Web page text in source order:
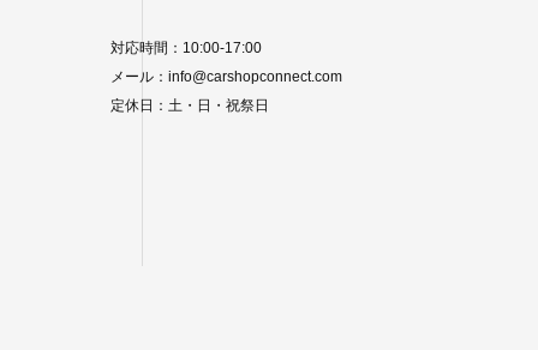
対応時間：10:00-17:00
メール：info@carshopconnect.com
定休日：土・日・祝祭日